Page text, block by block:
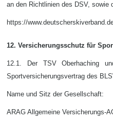
an den Richtlinien des DSV, sowie
https://
12. Versicherungsschutz für
12.1. Der TSV Oberhaching
Sportversicherungsvertrag des
Name und Sitz der Gesellschaft:
ARAG Allgemeine Versicherungs-